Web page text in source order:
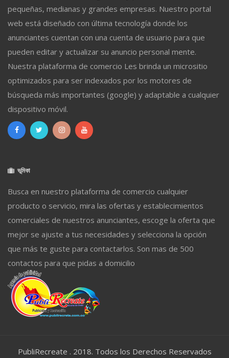
pequeñas, medianas y grandes empresas. Nuestro portal
web está diseñado con última tecnología donde los
anunciantes cuentan con una cuenta de usuario para que
pueden editar y actualizar su anuncio personal mente.
Nuestra plataforma de comercio Les brinda un micrositio
optimizados para ser indexados por los motores de
búsqueda más importantes (google) y adaptable a cualquier
dispositivo móvil.
ভূমিকা
Busca en nuestro plataforma de comercio cualquier
producto o servicio, mira las ofertas y establecimientos
comerciales de nuestros anunciantes, escoge la oferta que
mejor se ajuste a tus necesidades y selecciona la opción
que más te guste para contactarlos. Son mas de 500
contactos para que pidas a domicilio
PubliRecreate . 2018. Todos los Derechos Reservados